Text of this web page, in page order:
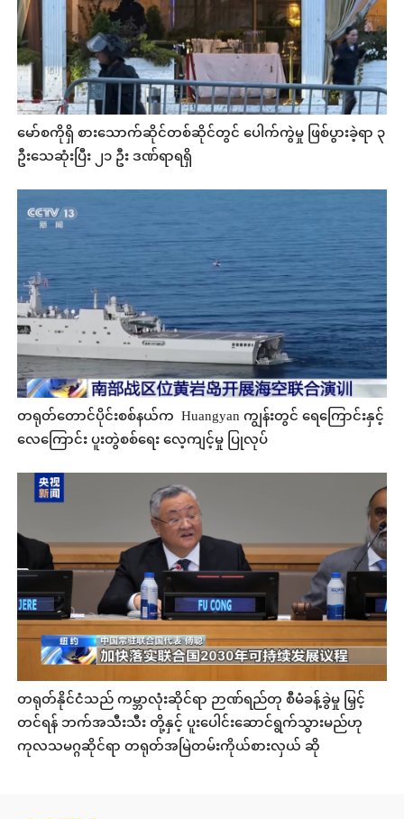
မော်စကိုရှိ စားသောက်ဆိုင်တစ်ဆိုင်တွင် ပေါက်ကွဲမှု ဖြစ်ပွားခဲ့ရာ ၃
ဦးသေဆုံးပြီး ၂၁ ဦး ဒဏ်ရာရရှိ
တရုတ်တောင်ပိုင်းစစ်နယ်က Huangyan ကျွန်းတွင် ရေကြောင်းနှင့်
လေကြောင်း ပူးတွဲစစ်ရေး လေ့ကျင့်မှု ပြုလုပ်
တရုတ်နိုင်ငံသည် ကမ္ဘာလုံးဆိုင်ရာ ဉာဏ်ရည်တု စီမံခန့်ခွဲမှု မြှင့်
တင်ရန် ဘက်အသီးသီး တို့နှင့် ပူးပေါင်းဆောင်ရွက်သွားမည်ဟု
ကုလသမဂ္ဂဆိုင်ရာ တရုတ်အမြဲတမ်းကိုယ်စားလှယ် ဆို